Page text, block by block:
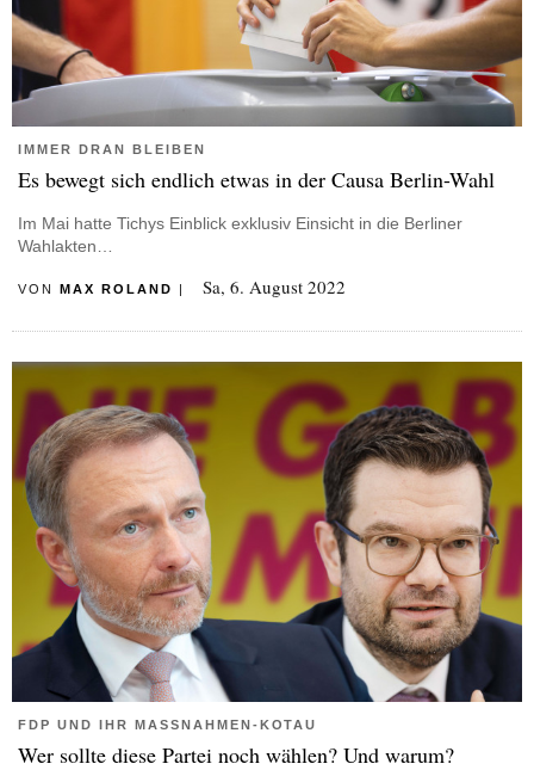
IMMER DRAN BLEIBEN
Es bewegt sich endlich etwas in der Causa Berlin-Wahl
Im Mai hatte Tichys Einblick exklusiv Einsicht in die Berliner
Wahlakten…
VON MAX ROLAND | Sa, 6. August 2022
FDP UND IHR MASSNAHMEN-KOTAU
Wer sollte diese Partei noch wählen? Und warum?